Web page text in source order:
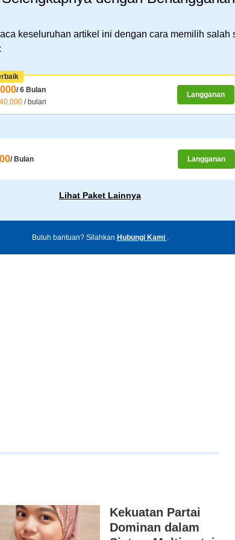
keseluruhan artikel ini dengan cara memilih salah
/ 6 Bulan
/ bulan
Langganan
/ Bulan Langganan
Lihat Paket Lainnya
Butuh bantuan? Silahkan Hubungi Kami .
Kekuatan Partai
Dominan dalam